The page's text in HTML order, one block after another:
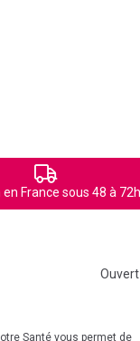
en France sous 48 à 72h
Santé vous permet de